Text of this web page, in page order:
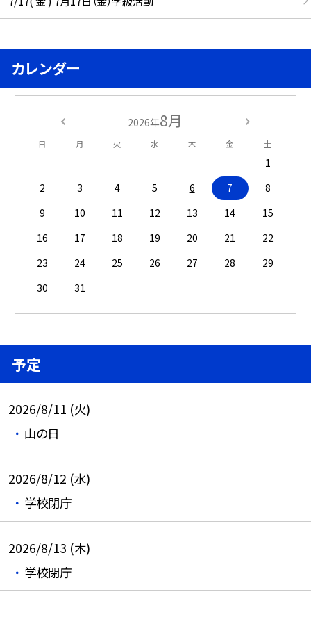
カレンダー
2026年8月
日 月 火 水 木 金 土
1
2
3 4 5 6 7
8
9
10 11 12 13 14
15
16
17 18 19 20 21
22
23
24 25 26 27 28
29
30
31
予定
2026/8/11 (火)
山の日
2026/8/12 (水)
学校閉庁
2026/8/13 (木)
学校閉庁